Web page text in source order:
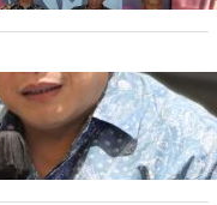
jadi Kunci